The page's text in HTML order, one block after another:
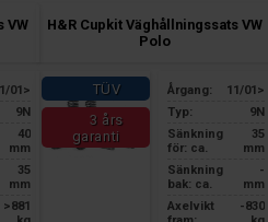
VW
01>
9N
40
mm
35
mm
>881
H&R Cupkit Väghållningssats VW
Polo
TÜV
3 års
garanti
Årgang:
11/01>
Typ:
9N
Sänkning
för: ca.
35
mm
Sänkning
bak: ca.
-
mm
Axelvikt
-830